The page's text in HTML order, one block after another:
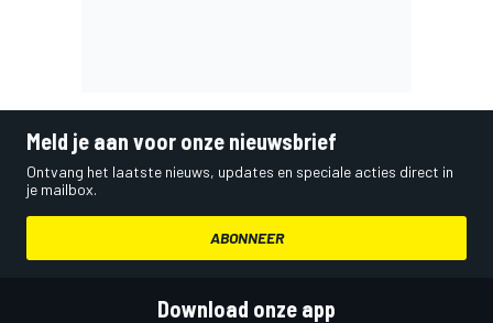
Meld je aan voor onze nieuwsbrief
Ontvang het laatste nieuws, updates en speciale acties direct in
je mailbox.
ABONNEER
Download onze app